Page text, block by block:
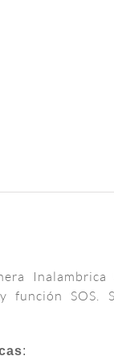
función SOS.
: